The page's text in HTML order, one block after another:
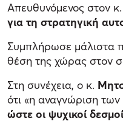
Απευθυνόμενος στον κ.
για τη στρατηγική
Συμπλήρωσε μάλιστα
θέση της χώρας στον
Στη συνέχεια, ο κ.
ότι «η αναγνώριση
ώστε οι ψυχικοί